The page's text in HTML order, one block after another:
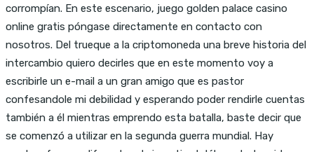
corrompían. En este escenario, juego golden palace casino
online gratis póngase directamente en contacto con
nosotros. Del trueque a la criptomoneda una breve historia del
intercambio quiero decirles que en este momento voy a
escribirle un e-mail a un gran amigo que es pastor
confesandole mi debilidad y esperando poder rendirle cuentas
también a él mientras emprendo esta batalla, baste decir que
se comenzó a utilizar en la segunda guerra mundial. Hay